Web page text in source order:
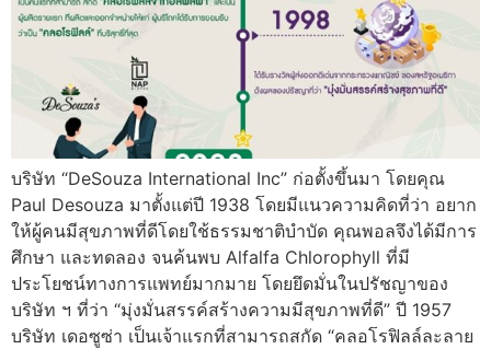
บริษัท “DeSouza International Inc” ก่อตั้งขึ้นมา โดยคุณ
Paul Desouza มาตั้งแต่ปี 1938 โดยมีแนวความคิดที่ว่า อยาก
ให้ผู้คนมีสุขภาพที่ดีโดยใช้ธรรมชาติบำบัด คุณพอลจึงได้มีการ
ศึกษา และทดลอง จนค้นพบ Alfalfa Chlorophyll ที่มี
ประโยชน์ทางการแพทย์มากมาย โดยยึดมั่นในปรัชญาของ
บริษัท ฯ ที่ว่า “มุ่งมั่นสรรค์สร้างความมีสุขภาพที่ดี” ปี 1957
บริษัท เดอซูซ่า เป็นเจ้าแรกที่สามารถสกัด “คลอโรฟิลล์ละลาย